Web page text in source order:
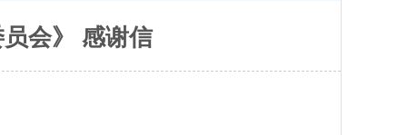
会》 感谢信